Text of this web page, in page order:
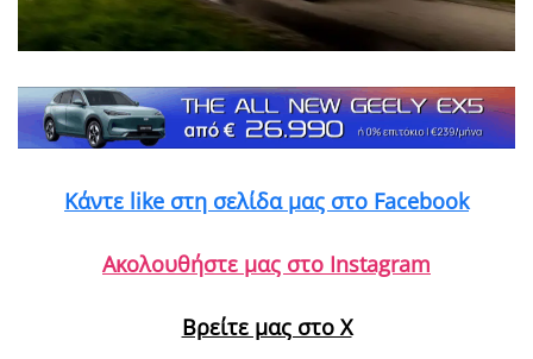
Κάντε like στη σελίδα μας στο Facebook
Ακολουθήστε μας στο Instagram
Βρείτε μας στο X